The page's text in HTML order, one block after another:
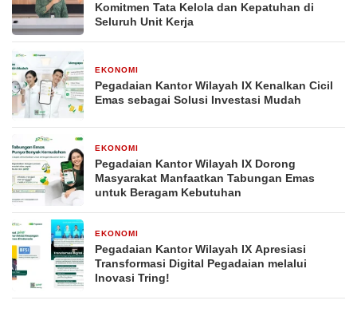
Komitmen Tata Kelola dan Kepatuhan di
Seluruh Unit Kerja
EKONOMI
Pegadaian Kantor Wilayah IX Kenalkan Cicil
Emas sebagai Solusi Investasi Mudah
EKONOMI
Pegadaian Kantor Wilayah IX Dorong
Masyarakat Manfaatkan Tabungan Emas
untuk Beragam Kebutuhan
EKONOMI
Pegadaian Kantor Wilayah IX Apresiasi
Transformasi Digital Pegadaian melalui
Inovasi Tring!